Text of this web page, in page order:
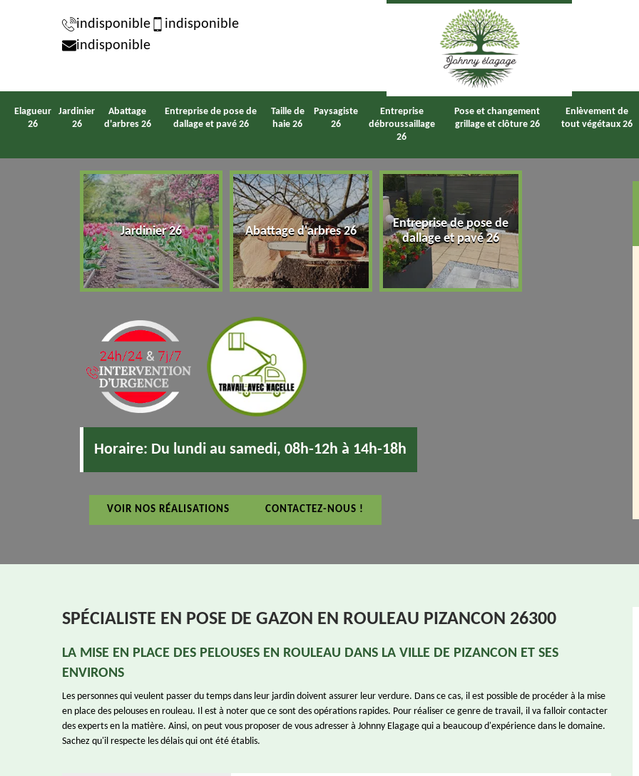
indisponible
indisponible
indisponible
Elagueur
26
Jardinier
26
Abattage
d'arbres 26
Entreprise de pose de
dallage et pavé 26
Taille de
haie 26
Paysagiste
26
Entreprise
débroussaillage
26
Pose et changement
grillage et clôture 26
Enlèvement de
tout végétaux 26
Jardinier 26 Abattage d'arbres 26
Entreprise de pose de
dallage et pavé 26
Horaire: Du lundi au samedi, 08h-12h à 14h-18h
VOIR NOS RÉALISATIONS CONTACTEZ-NOUS !
SPÉCIALISTE EN POSE DE GAZON EN ROULEAU PIZANCON 26300
LA MISE EN PLACE DES PELOUSES EN ROULEAU DANS LA VILLE DE PIZANCON ET SES
ENVIRONS
Les personnes qui veulent passer du temps dans leur jardin doivent assurer leur verdure. Dans ce cas, il est possible de procéder à la mise
en place des pelouses en rouleau. Il est à noter que ce sont des opérations rapides. Pour réaliser ce genre de travail, il va falloir contacter
des experts en la matière. Ainsi, on peut vous proposer de vous adresser à Johnny Elagage qui a beaucoup d'expérience dans le domaine.
Sachez qu'il respecte les délais qui ont été établis.